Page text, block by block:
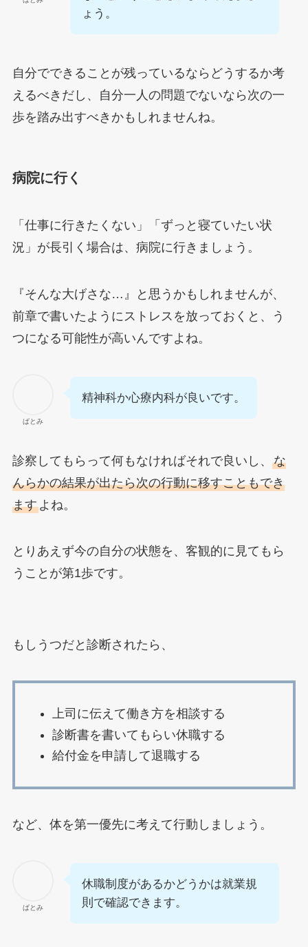
ょう。
自分でできることが残っているならどうするか考
えるべきだし、自分一人の問題でないなら次の一
歩を踏み出すべきかもしれませんね。
病院に行く
「仕事に行きたくない」「ずっと寝ていたい状
況」が長引く場合は、病院に行きましょう。
『そんな大げさな…』と思うかもしれませんが、
前章で書いたようにストレスを放っておくと、う
つになる可能性が高いんですよね。
ぱとみ
精神科か心療内科が良いです。
診察してもらって何もなければそれで良いし、 な
んらかの結果が出たら次の行動に移すこともでき
ますよね。
とりあえず今の自分の状態を、客観的に見てもら
うことが第1歩です。
もしうつだと診断されたら、
上司に伝えて働き方を相談する
診断書を書いてもらい休職する
給付金を申請して退職する
など、体を第一優先に考えて行動しましょう。
ぱとみ
休職制度があるかどうかは就業規
則で確認できます。